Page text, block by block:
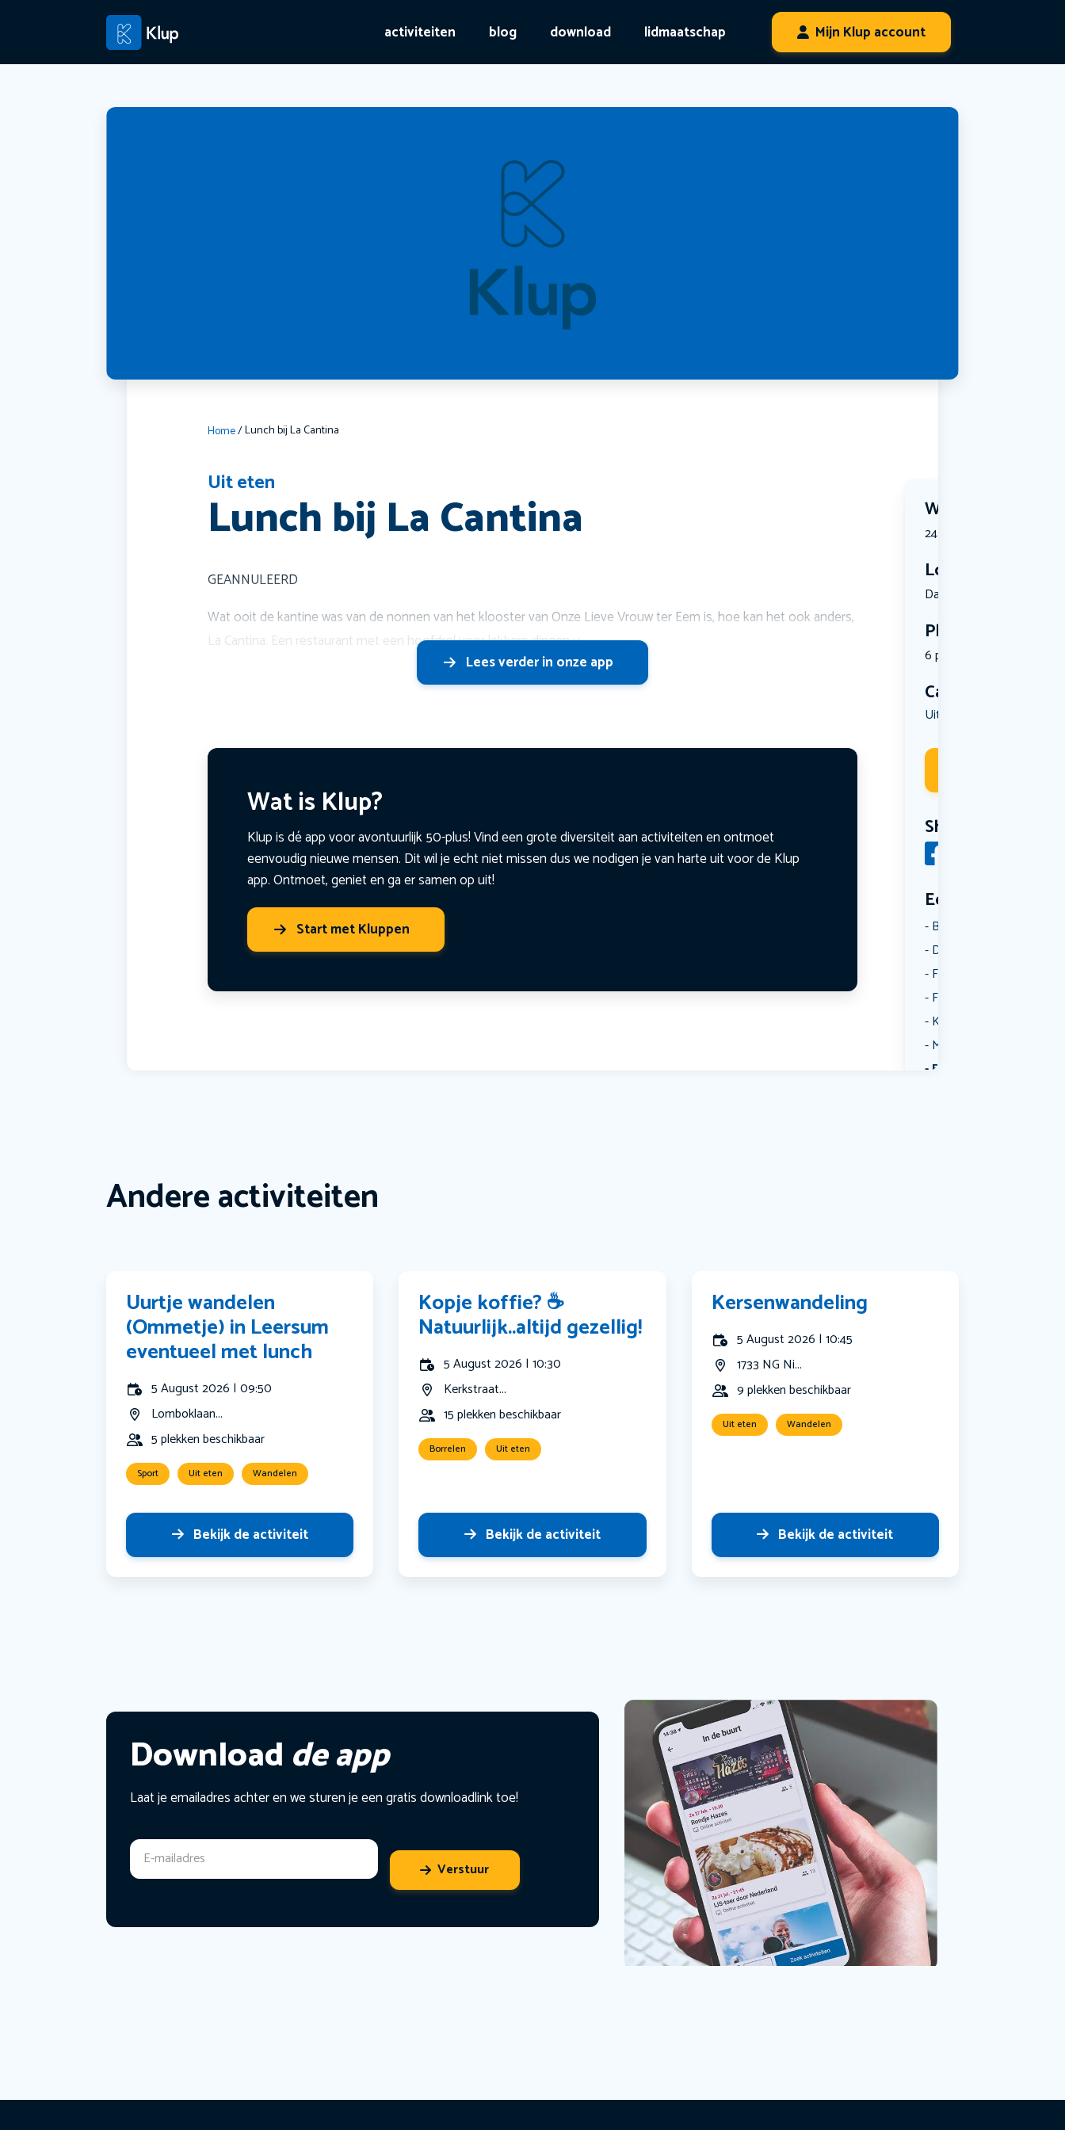
activiteiten blog download lidmaatschap Mijn Klup account
Home/Lunch bij La Cantina
Uit eten
Lunch bij La Cantina Wanneer?
24 June 2026 | 12:30
Locatie
Daam Focke...
Plekken
6 plekken beschikbaar
Categorie
Uit eten
Share
Een aantal
Borrelen
Dansen
Fietsen
Film
Kunst & Cultuur
Muziek
Bekijk alle categorieën
GEANNULEERD
Wat ooit de kantine was van de nonnen van het klooster van Onze Lieve Vrouw ter Eem is, hoe kan het ook anders,
La Cantina. Een restaurant met een hoofdrol voor lekkere dingen u
Lees verder in onze app
Wat is Klup?
Klup is dé app voor avontuurlijk 50-plus! Vind een grote diversiteit aan activiteiten en ontmoet
eenvoudig nieuwe mensen. Dit wil je echt niet missen dus we nodigen je van harte uit voor de Klup
app. Ontmoet, geniet en ga er samen op uit!
Start met Kluppen
Andere activiteiten
Uurtje wandelen
(Ommetje) in Leersum
eventueel met lunch
5 August 2026 | 09:50
Lomboklaan...
5 plekken beschikbaar
Sport Uit eten Wandelen
Bekijk de activiteit
Kopje koffie? ☕️
Natuurlijk..altijd gezellig!
5 August 2026 | 10:30
Kerkstraat...
15 plekken beschikbaar
Borrelen Uit eten
Bekijk de activiteit
Kersenwandeling
5 August 2026 | 10:45
1733 NG Ni...
9 plekken beschikbaar
Uit eten Wandelen
Bekijk de activiteit
Download de app
Laat je emailadres achter en we sturen je een gratis downloadlink toe!
Verstuur